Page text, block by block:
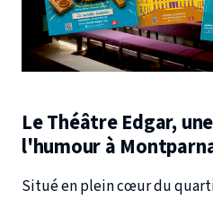
Le Théâtre Edgar,
l'humour à
Situé en plein cœur du